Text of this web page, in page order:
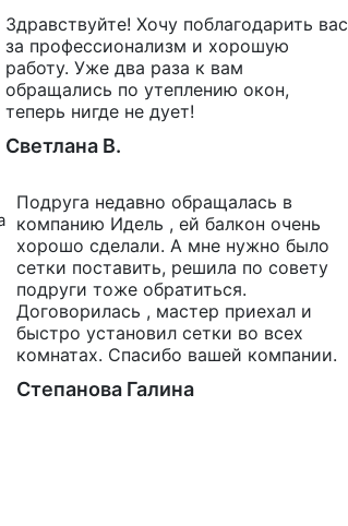
Здравствуйте! Хочу поблагодарить вас
за профессионализм и хорошую
работу. Уже два раза к вам
обращались по утеплению окон,
теперь нигде не дует!
Светлана В.
Подруга недавно обращалась в
компанию Идель , ей балкон очень
хорошо сделали. А мне нужно было
сетки поставить, решила по совету
подруги тоже обратиться.
Договорилась , мастер приехал и
быстро установил сетки во всех
комнатах. Спасибо вашей компании.
Степанова Галина